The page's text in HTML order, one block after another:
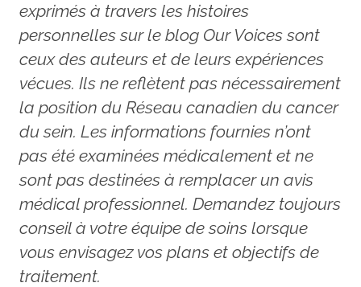
exprimés à travers les histoires
personnelles sur le blog Our Voices sont
ceux des auteurs et de leurs expériences
vécues. Ils ne reflètent pas nécessairement
la position du Réseau canadien du cancer
du sein. Les informations fournies n’ont
pas été examinées médicalement et ne
sont pas destinées à remplacer un avis
médical professionnel. Demandez toujours
conseil à votre équipe de soins lorsque
vous envisagez vos plans et objectifs de
traitement.